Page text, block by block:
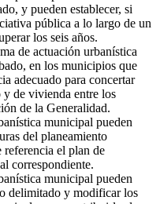
y pueden establecer, si
pública a lo largo de un
los seis años.
de actuación urbanística
en los municipios que
adecuado para concertar
y de vivienda entre los
de la Generalidad.
municipal pueden
del planeamiento
referencia el plan de
correspondiente.
municipal pueden
delimitado y modificar los